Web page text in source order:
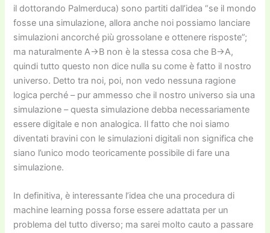
il dottorando Palmerduca) sono partiti dall’idea “se il mondo
fosse una simulazione, allora anche noi possiamo lanciare
simulazioni ancorché più grossolane e ottenere risposte”;
ma naturalmente A→B non è la stessa cosa che B→A,
quindi tutto questo non dice nulla su come è fatto il nostro
universo. Detto tra noi, poi, non vedo nessuna ragione
logica perché – pur ammesso che il nostro universo sia una
simulazione – questa simulazione debba necessariamente
essere digitale e non analogica. Il fatto che noi siamo
diventati bravini con le simulazioni digitali non significa che
siano l’unico modo teoricamente possibile di fare una
simulazione.
In definitiva, è interessante l’idea che una procedura di
machine learning possa forse essere adattata per un
problema del tutto diverso; ma sarei molto cauto a passare